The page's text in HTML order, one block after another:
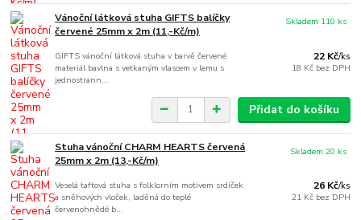
Vánoční látková stuha GIFTS balíčky
červené 25mm x 2m (11,-Kč/m)
GIFTS vánoční látková stuha v barvě červené
materiál bavlna s vetkaným vlascem v lemu s
jednostrann...
22 Kč/ks
18 Kč bez DPH
Skladem 110 ks
Přidat do košíku
Stuha vánoční CHARM HEARTS červená
25mm x 2m (13,-Kč/m)
Veselá taftová stuha s folklorním motivem srdíček
a sněhových vloček, laděná do teplé
červenohnědé b...
26 Kč/ks
21 Kč bez DPH
Skladem 20 ks